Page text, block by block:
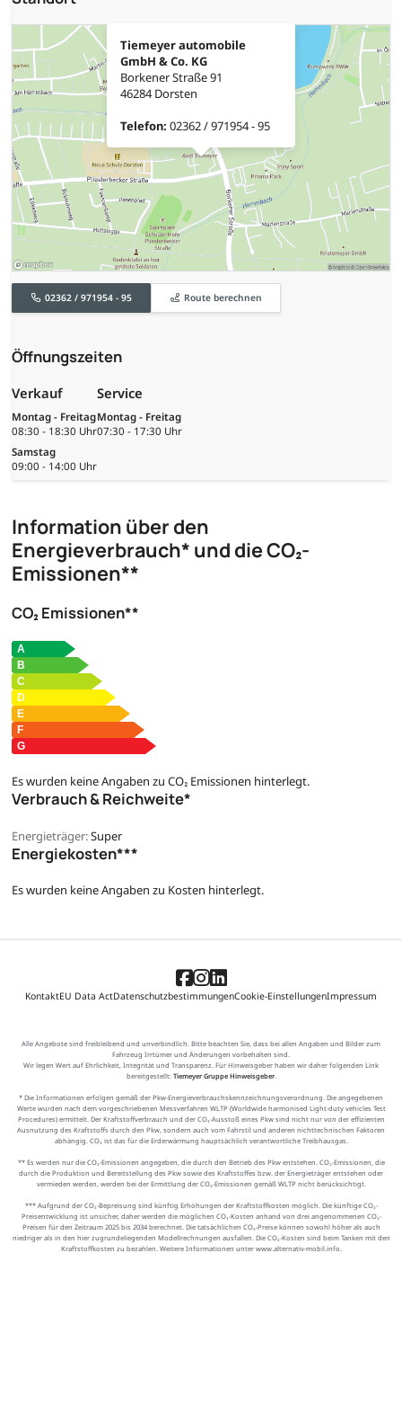
Tiemeyer automobile
GmbH & Co. KG
Borkener Straße 91
46284 Dorsten
Telefon: 02362 / 971954 - 95
02362 / 971954 - 95 Route berechnen
Öffnungszeiten
Verkauf
Montag - Freitag
08:30 - 18:30 Uhr
Samstag
09:00 - 14:00 Uhr
Service
Montag - Freitag
07:30 - 17:30 Uhr
Information über den
Energieverbrauch* und die CO₂-
Emissionen**
CO₂ Emissionen**
Es wurden keine Angaben zu CO₂ Emissionen hinterlegt.
Verbrauch & Reichweite*
Energieträger:Super
Energiekosten***
Es wurden keine Angaben zu Kosten hinterlegt.
KontaktEU Data ActDatenschutzbestimmungenCookie-EinstellungenImpressum
Alle Angebote sind freibleibend und unverbindlich. Bitte beachten Sie, dass bei allen Angaben und Bilder zum
Fahrzeug Irrtümer und Änderungen vorbehalten sind.
Wir legen Wert auf Ehrlichkeit, Integrität und Transparenz. Für Hinweisgeber haben wir daher folgenden Link
bereitgestellt: Tiemeyer Gruppe Hinweisgeber.
* Die Informationen erfolgen gemäß der Pkw-Energieverbrauchskennzeichnungsverordnung. Die angegebenen
Werte wurden nach dem vorgeschriebenen Messverfahren WLTP (Worldwide harmonised Light-duty vehicles Test
Procedures) ermittelt. Der Kraftstoffverbrauch und der CO₂-Ausstoß eines Pkw sind nicht nur von der effizienten
Ausnutzung des Kraftstoffs durch den Pkw, sondern auch vom Fahrstil und anderen nichttechnischen Faktoren
abhängig. CO₂ ist das für die Erderwärmung hauptsächlich verantwortliche Treibhausgas.
** Es werden nur die CO₂-Emissionen angegeben, die durch den Betrieb des Pkw entstehen. CO₂-Emissionen, die
durch die Produktion und Bereitstellung des Pkw sowie des Kraftstoffes bzw. der Energieträger entstehen oder
vermieden werden, werden bei der Ermittlung der CO₂-Emissionen gemäß WLTP nicht berücksichtigt.
*** Aufgrund der CO₂-Bepreisung sind künftig Erhöhungen der Kraftstoffkosten möglich. Die künftige CO₂-
Preisentwicklung ist unsicher, daher werden die möglichen CO₂-Kosten anhand von drei angenommenen CO₂-
Preisen für den Zeitraum 2025 bis 2034 berechnet. Die tatsächlichen CO₂-Preise können sowohl höher als auch
niedriger als in den hier zugrundeliegenden Modellrechnungen ausfallen. Die CO₂-Kosten sind beim Tanken mit den
Kraftstoffkosten zu bezahlen. Weitere Informationen unter www.alternativ-mobil.info.